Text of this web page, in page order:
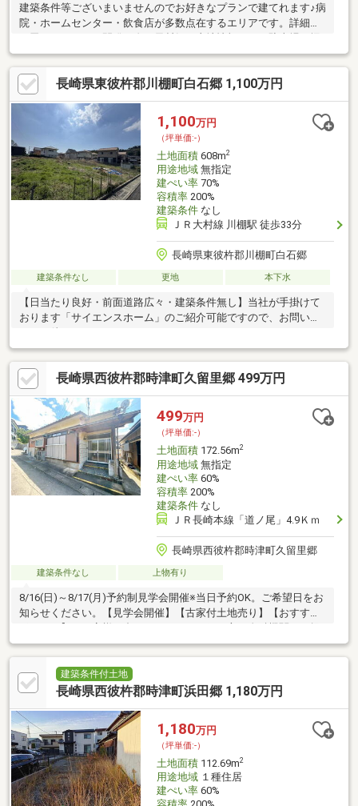
建築条件等ございまいませんのでお好きなプランで建てれます♪病
院・ホームセンター・飲食店が多数点在するエリアです。詳細は
車庫とはなりますが、高さや広さは大きいサイズも駐車可能で
す。大通りから少し離れた位置になりますので、静かな環境で生
活できます！お気軽にお問合せください♪
長崎県東彼杵郡川棚町白石郷 1,100万円
1,100万円
（坪単価:-）
土地面積608m2
用途地域無指定
建ぺい率70%
容積率200%
建築条件なし
ＪＲ大村線 川棚駅 徒歩33分
長崎県東彼杵郡川棚町白石郷
建築条件なし 更地 本下水
【日当たり良好・前面道路広々・建築条件無し】当社が手掛けて
おります「サイエンスホーム」のご紹介可能ですので、お問い合
長崎県西彼杵郡時津町久留里郷 499万円
499万円
（坪単価:-）
土地面積172.56m2
用途地域無指定
建ぺい率60%
容積率200%
建築条件なし
ＪＲ長崎本線「道ノ尾」4.9Ｋｍ
長崎県西彼杵郡時津町久留里郷
建築条件なし 上物有り
8/16(日)～8/17(月)予約制見学会開催※当日予約OK。ご希望日をお
知らせください。【見学会開催】【古家付土地売り】【おすすめ
ポイント】・お客様に合わせたローンの組み方や金融機関をご提
案。住宅ローンが初めての方でもお気軽にご相談ください【周辺
環境】・鳴鼓小学校 まで約1100ｍ（徒歩約14分）・鳴北中学校ま
で約1100m（徒歩約14分）・エレナ時津店まで約1200m（車約3
分）・ファミリーマート時津新開店まで約700ｍ（徒歩約9分）※
望日をお知らせください。
建築条件付土地
長崎県西彼杵郡時津町浜田郷 1,180万円
1,180万円
（坪単価:-）
土地面積112.69m2
用途地域１種住居
建ぺい率60%